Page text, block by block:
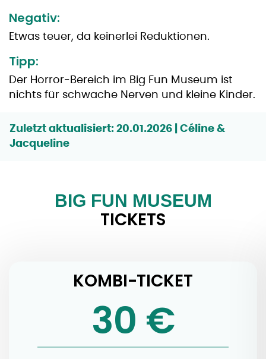
Negativ:
Etwas teuer, da keinerlei Reduktionen.
Tipp:
Der Horror-Bereich im Big Fun Museum ist
nichts für schwache Nerven und kleine Kinder.
Zuletzt aktualisiert: 20.01.2026 | Céline &
Jacqueline
BIG FUN MUSEUM
TICKETS
KOMBI-TICKET
30 €